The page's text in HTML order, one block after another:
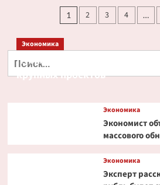
Finance
расширяет
инвесторов
в
Пагинация
записей
1 2 3 4 …
Экономика
Путин и Костин обсудили
крупных проектов
Экономика
Экономист
массового
Экономика
Эксперт